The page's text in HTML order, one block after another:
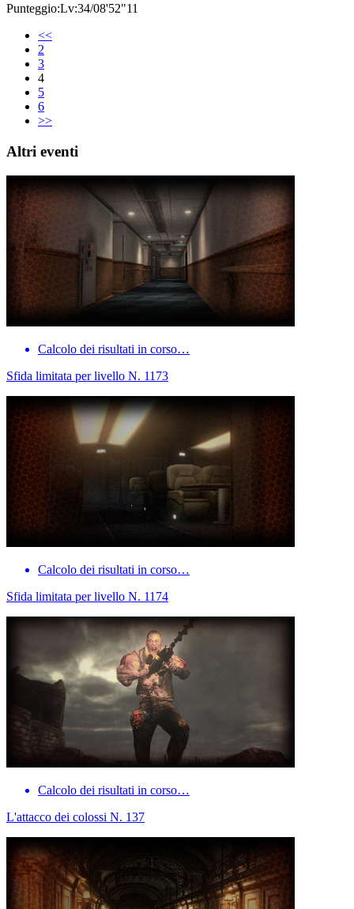
Punteggio:Lv:34/08'52"11
<<
2
3
4
5
6
>>
Altri eventi
Calcolo dei risultati in corso…
Sfida limitata per livello N. 1173
Calcolo dei risultati in corso…
Sfida limitata per livello N. 1174
Calcolo dei risultati in corso…
L'attacco dei colossi N. 137